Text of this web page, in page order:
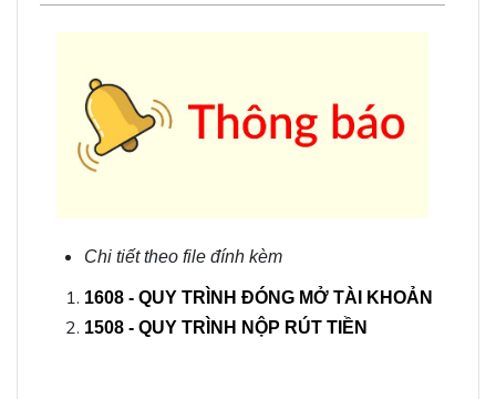
Chi tiết theo file đính kèm
1608 - QUY TRÌNH ĐÓNG MỞ TÀI KHOẢN
1508 - QUY TRÌNH NỘP RÚT TIỀN